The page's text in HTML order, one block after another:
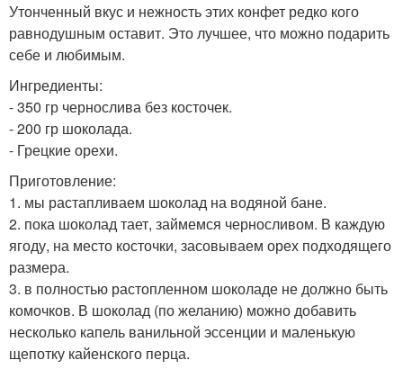
Утонченный вкус и нежность этих конфет редко кого
равнодушным оставит. Это лучшее, что можно подарить
себе и любимым.
Ингредиенты:
- 350 гр чернослива без косточек.
- 200 гр шоколада.
- Грецкие орехи.
Приготовление:
1. мы растапливаем шоколад на водяной бане.
2. пока шоколад тает, займемся черносливом. В каждую
ягоду, на место косточки, засовываем орех подходящего
размера.
3. в полностью растопленном шоколаде не должно быть
комочков. В шоколад (по желанию) можно добавить
несколько капель ванильной эссенции и маленькую
щепотку кайенского перца.